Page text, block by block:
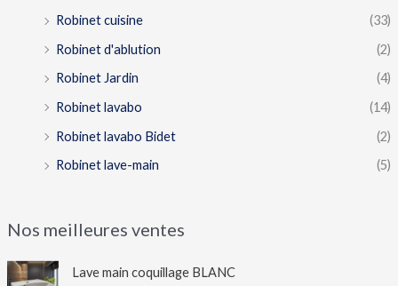
Robinet cuisine
(33)
Robinet d'ablution
(2)
Robinet Jardin
(4)
Robinet lavabo
(14)
Robinet lavabo Bidet
(2)
Robinet lave-main
(5)
Nos meilleures ventes
Lave main coquillage BLANC